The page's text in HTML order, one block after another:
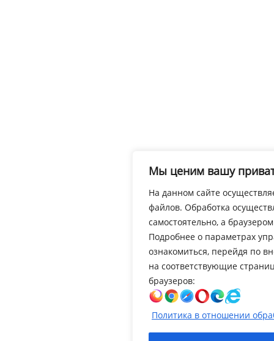
Мы ценим вашу
На данном сайте
файлов. Обработка
самостоятельно, а
Подробнее о параметрах
ознакомиться, перейдя по
на соответствующие
браузеров:
Политика в отношении